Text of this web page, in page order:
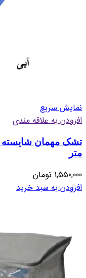
نمایش سریع
افزودن به علاقه مندی
متر
1,550,000 تومان
افزودن به سبد خرید